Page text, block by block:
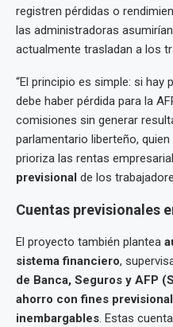
registren pérdidas o
las administradoras
actualmente trasladan a los
“El principio es simple: si hay
debe haber pérdida para la
comisiones sin generar
parlamentario liberteño,
prioriza las rentas
previsional de los
Cuentas previsionales
El proyecto también plantea
sistema financiero,
de Banca, Seguros y AFP
ahorro con fines
inembargables. Estas